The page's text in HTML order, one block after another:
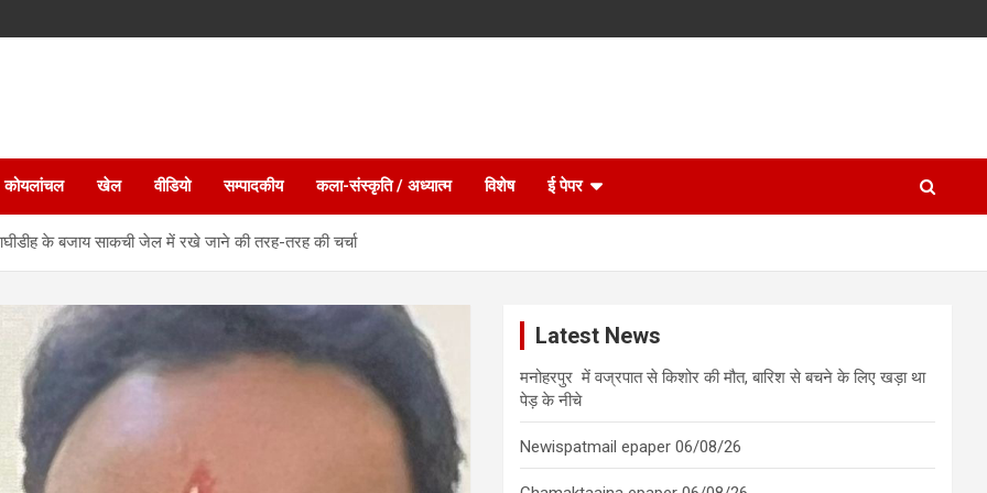
कोयलांचल खेल वीडियो सम्पादकीय कला-संस्कृति / अध्यात्म विशेष ई पेपर
के बजाय साकची जेल में रखे जाने की तरह-तरह की चर्चा
Latest News
मनोहरपुर में वज्रपात से किशोर की मौत, बारिश से बचने के लिए खड़ा था
पेड़ के नीचे
Newispatmail epaper 06/08/26